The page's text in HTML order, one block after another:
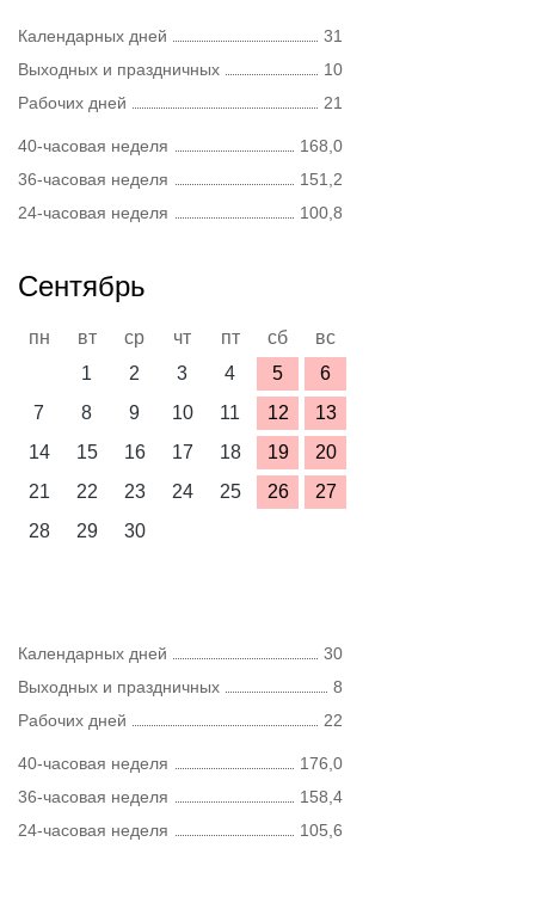
Календарных дней
31
Выходных и праздничных
10
Рабочих дней
21
40-часовая неделя
168,0
36-часовая неделя
151,2
24-часовая неделя
100,8
Сентябрь
пн вт ср чт пт сб
вс
1
2 3 4 5
6
7
8 9 10 11 12
13
14
15 16 17 18 19
20
21
22 23 24 25 26
27
28
29 30
Календарных дней
30
Выходных и праздничных
8
Рабочих дней
22
40-часовая неделя
176,0
36-часовая неделя
158,4
24-часовая неделя
105,6